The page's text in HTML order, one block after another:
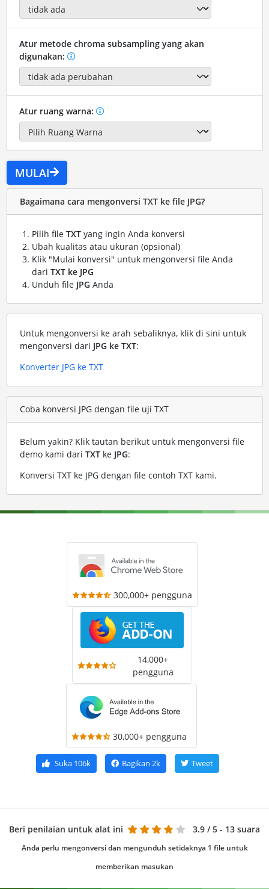
Atur metode chroma subsampling yang akan
digunakan:
Atur ruang warna:
MULAI
Bagaimana cara mengonversi TXT ke file JPG?
Pilih file TXTyang ingin Anda konversi
Ubah kualitas atau ukuran (opsional)
Klik "Mulai konversi" untuk mengonversi file Anda
dari TXT ke JPG
Unduh file JPG Anda
Untuk mengonversi ke arah sebaliknya, klik di sini untuk
mengonversi dari JPG ke TXT:
Konverter JPG ke TXT
Coba konversi JPG dengan file uji TXT
Belum yakin? Klik tautan berikut untuk mengonversi file
demo kami dari TXTke JPG:
Konversi TXT ke JPG dengan file contoh TXT kami.
300,000+ pengguna
14,000+
pengguna
30,000+ pengguna
Suka106k Bagikan 2k Tweet
Beri penilaian untuk alat ini 3.9 / 5 - 13 suara
Anda perlu mengonversi dan mengunduh setidaknya 1 file untuk
memberikan masukan